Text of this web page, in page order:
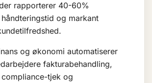
rapporterer 40-60%
og markant
og økonomi automatiserer
fakturabehandling,
tjek og